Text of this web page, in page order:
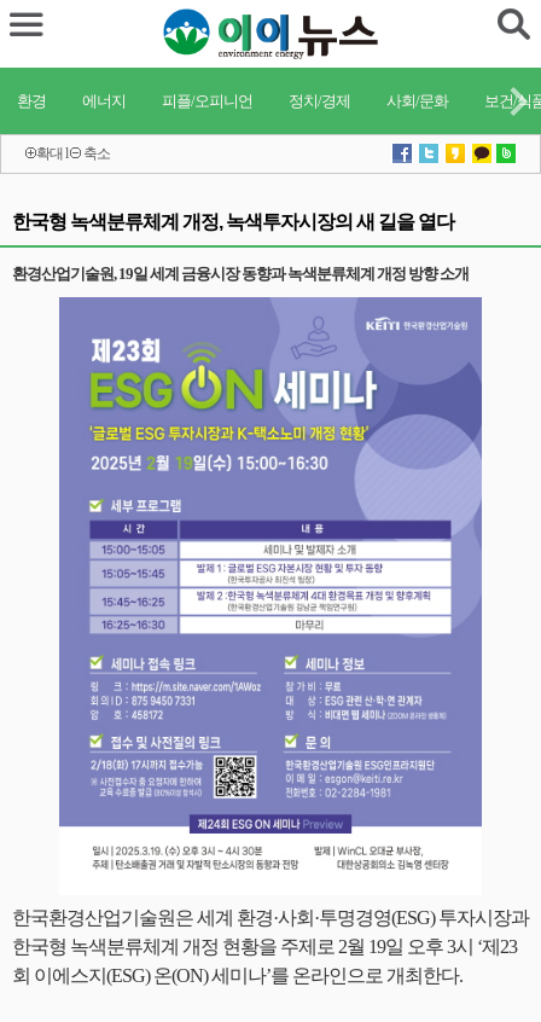
환경 에너지 피플/오피니언 정치/경제 사회/문화 보건/식
확대 l 축소
한국형 녹색분류체계 개정, 녹색투자시장의 새 길을 열다
환경산업기술원, 19일 세계 금융시장 동향과 녹색분류체계 개정 방향 소개
한국환경산업기술원은 세계 환경·사회·투명경영(ESG) 투자시장과
한국형 녹색분류체계 개정 현황을 주제로 2월 19일 오후 3시 ‘제23
회 이에스지(ESG) 온(ON) 세미나’를 온라인으로 개최한다.